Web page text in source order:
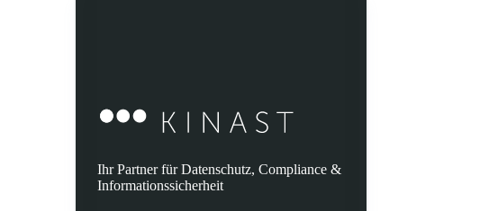
Ihr Partner für Datenschutz, Compliance &
Informationssicherheit